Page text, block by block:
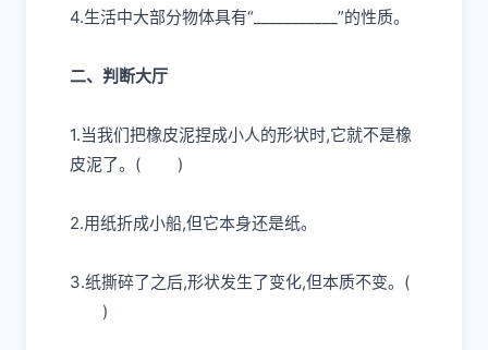
4.生活中大部分物体具有“___________”的性质。
二、判断大厅
1.当我们把橡皮泥捏成小人的形状时,它就不是橡
皮泥了。 ( )
2.用纸折成小船,但它本身还是纸。
3.纸撕碎了之后,形状发生了变化,但本质不变。 (
)